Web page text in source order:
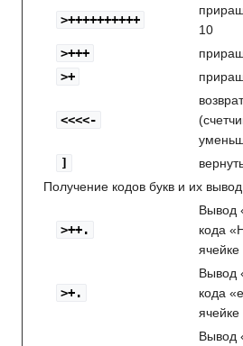
>++++++++++
10
>+++
>+
<<<<-
]
Получение кодов букв и их вывод
>++.
Вывод
кода
>+.
Вывод
кода
Вывод